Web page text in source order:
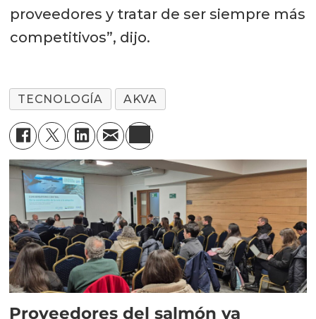
proveedores y tratar de ser siempre más
competitivos”, dijo.
TECNOLOGÍA AKVA
Proveedores del salmón ya